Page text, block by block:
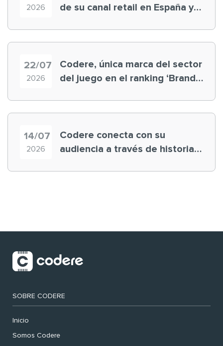
2026
de su canal retail en España y
22/07
2026
Codere, única marca del sector
del juego en el ranking ‘Brand
14/07
2026
Codere conecta con su
audiencia a través de historias
SOBRE CODERE
Inicio
Somos Codere